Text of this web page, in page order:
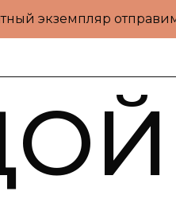
экземпляр